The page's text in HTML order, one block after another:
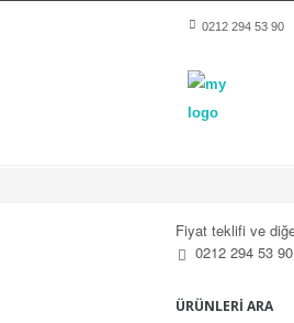
0212 294 53 90
Fiyat teklifi ve
0212 294 53 90
ÜRÜNLERI ARA